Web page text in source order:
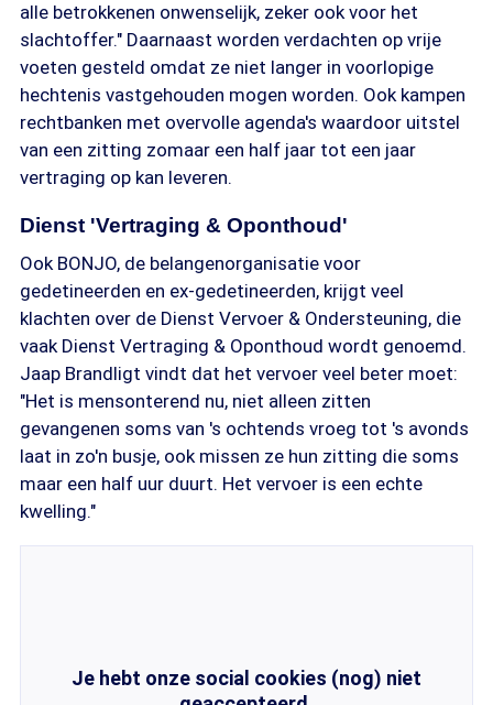
alle betrokkenen onwenselijk, zeker ook voor het
slachtoffer." Daarnaast worden verdachten op vrije
voeten gesteld omdat ze niet langer in voorlopige
hechtenis vastgehouden mogen worden. Ook kampen
rechtbanken met overvolle agenda's waardoor uitstel
van een zitting zomaar een half jaar tot een jaar
vertraging op kan leveren.
Dienst 'Vertraging & Oponthoud'
Ook BONJO, de belangenorganisatie voor
gedetineerden en ex-gedetineerden, krijgt veel
klachten over de Dienst Vervoer & Ondersteuning, die
vaak Dienst Vertraging & Oponthoud wordt genoemd.
Jaap Brandligt vindt dat het vervoer veel beter moet:
"Het is mensonterend nu, niet alleen zitten
gevangenen soms van 's ochtends vroeg tot 's avonds
laat in zo'n busje, ook missen ze hun zitting die soms
maar een half uur duurt. Het vervoer is een echte
kwelling."
Je hebt onze social cookies (nog) niet